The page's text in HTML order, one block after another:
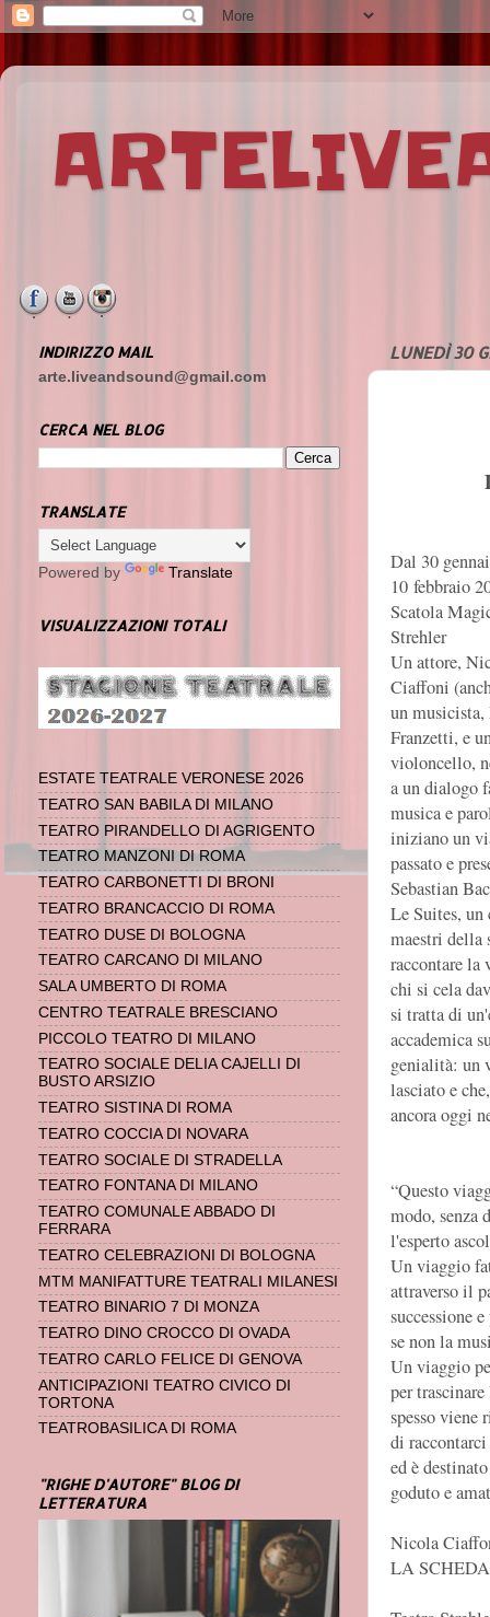
LUNEDÌ 30
Dal 30
10 febbraio
Scatola
Strehler
Un attore,
Ciaffoni
un musicista,
Franzetti, e
violoncello,
a un dialogo
musica e
iniziano un
passato e
Sebastian
Le Suites,
maestri della
raccontare la
chi si cela
si tratta di
accademica
genialità: un
lasciato e
ancora oggi
“Questo
modo, senza
l'esperto
Un viaggio
attraverso il
successione
se non la
Un viaggio
per
spesso
di
ed è
goduto e
Nicola
LA
INDIRIZZO MAIL
arte.liveandsound@gmail.com
CERCA NEL BLOG
TRANSLATE
Powered by Translate
VISUALIZZAZIONI TOTALI
ESTATE TEATRALE VERONESE 2026
TEATRO SAN BABILA DI MILANO
TEATRO PIRANDELLO DI AGRIGENTO
TEATRO MANZONI DI ROMA
TEATRO CARBONETTI DI BRONI
TEATRO BRANCACCIO DI ROMA
TEATRO DUSE DI BOLOGNA
TEATRO CARCANO DI MILANO
SALA UMBERTO DI ROMA
CENTRO TEATRALE BRESCIANO
PICCOLO TEATRO DI MILANO
TEATRO SOCIALE DELIA CAJELLI DI
BUSTO ARSIZIO
TEATRO SISTINA DI ROMA
TEATRO COCCIA DI NOVARA
TEATRO SOCIALE DI STRADELLA
TEATRO FONTANA DI MILANO
TEATRO COMUNALE ABBADO DI
FERRARA
TEATRO CELEBRAZIONI DI BOLOGNA
MTM MANIFATTURE TEATRALI MILANESI
TEATRO BINARIO 7 DI MONZA
TEATRO DINO CROCCO DI OVADA
TEATRO CARLO FELICE DI GENOVA
ANTICIPAZIONI TEATRO CIVICO DI
TORTONA
TEATROBASILICA DI ROMA
"RIGHE D'AUTORE" BLOG DI
LETTERATURA